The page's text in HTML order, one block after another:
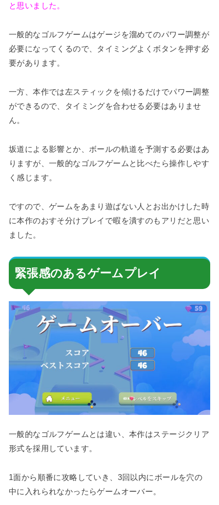
と思いました。
一般的なゴルフゲームはゲージを溜めてのパワー調整が
必要になってくるので、タイミングよくボタンを押す必
要があります。
一方、本作では左スティックを傾けるだけでパワー調整
ができるので、タイミングを合わせる必要はありませ
ん。
坂道による影響とか、ボールの軌道を予測する必要はあ
りますが、一般的なゴルフゲームと比べたら操作しやす
く感じます。
ですので、ゲームをあまり遊ばない人とお出かけした時
に本作のおすそ分けプレイで暇を潰すのもアリだと思い
ました。
緊張感のあるゲームプレイ
一般的なゴルフゲームとは違い、本作はステージクリア
形式を採用しています。
1面から順番に攻略していき、3回以内にボールを穴の
中に入れられなかったらゲームオーバー。